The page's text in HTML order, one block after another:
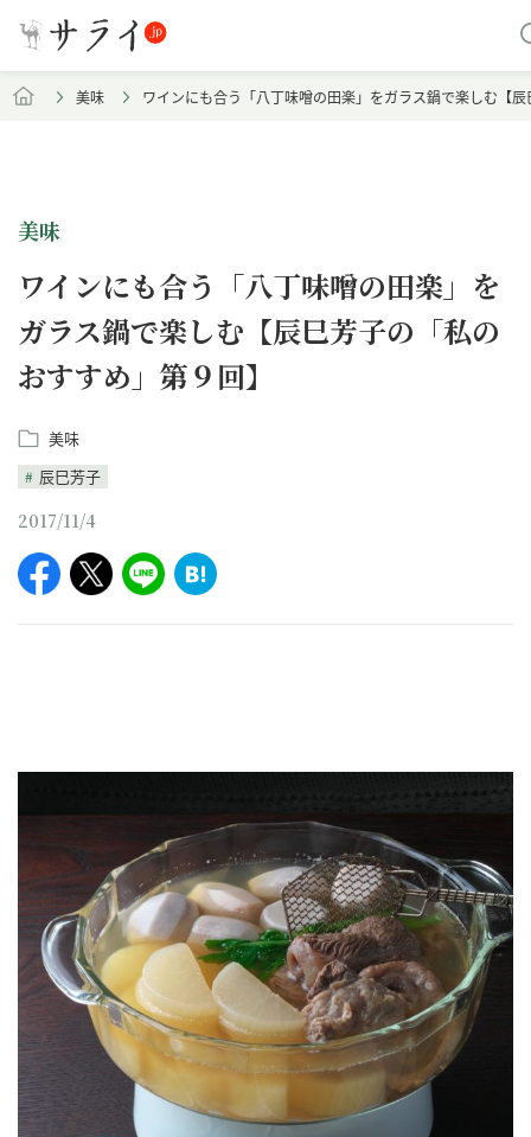
美味 ワインにも合う「八丁味噌の田楽」をガラス鍋で楽しむ【
美味
ワインにも合う「八丁味噌の田楽」を
ガラス鍋で楽しむ【辰巳芳子の「私の
おすすめ」第９回】
美味
辰巳芳子
2017/11/4